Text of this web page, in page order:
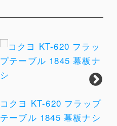
コクヨ KT-620 フラップ
テーブル 1845 幕板ナシ